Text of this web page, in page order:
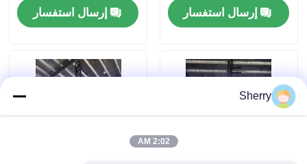
اتصل بنا
أخبار
مدونة
13500 مم
إرسال استفسار
كجم 48 فولت 500AH
إرسال استفسار
Sherry
2:02 AM